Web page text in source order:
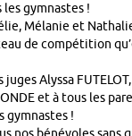
les gymnastes !
Mélanie et
de compétition
Alyssa
et à tous les
gymnastes !